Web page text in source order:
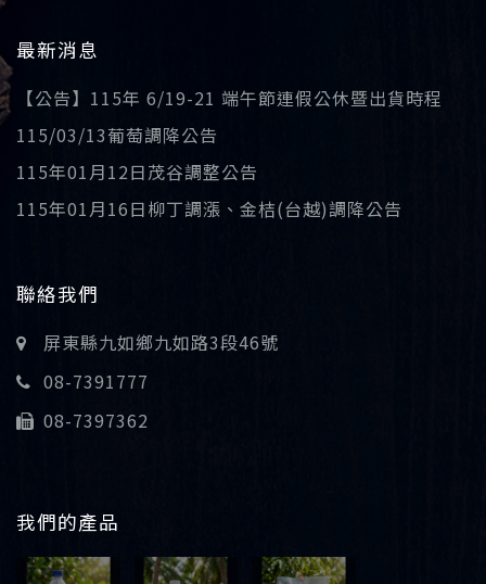
最新消息
【公告】115年 6/19-21 端午節連假公休暨出貨時程
115/03/13葡萄調降公告
115年01月12日茂谷調整公告
115年01月16日柳丁調漲、金桔(台越)調降公告
聯絡我們
屏東縣九如鄉九如路3段46號
08-7391777
08-7397362
我們的產品